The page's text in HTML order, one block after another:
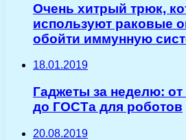
Очень хитрый трюк,
используют раковые
обойти иммунную
18.01.2019
Гаджеты за неделю:
до ГОСТа для роботов
20.08.2019